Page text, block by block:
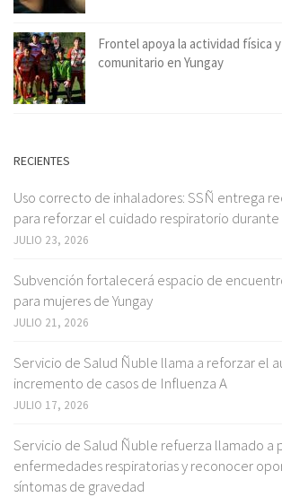
Frontel apoya la actividad física
comunitario en Yungay
RECIENTES
Uso correcto de inhaladores: SSÑ entrega
para reforzar el cuidado respiratorio durante
JULIO 23, 2026
Subvención fortalecerá espacio de
para mujeres de Yungay
JULIO 21, 2026
Servicio de Salud Ñuble llama a reforzar el
incremento de casos de Influenza A
JULIO 17, 2026
Servicio de Salud Ñuble refuerza llamado a
enfermedades respiratorias y reconocer
síntomas de gravedad